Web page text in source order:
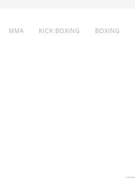
MMA KICK BOXING BOXING